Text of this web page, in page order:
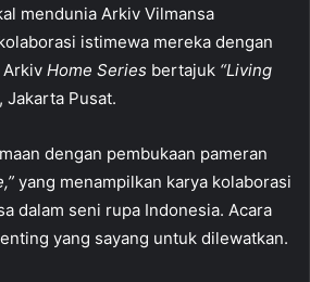
mendunia Arkiv Vilmansa
istimewa mereka dengan
Home Series bertajuk “Living
Jakarta Pusat.
dengan pembukaan pameran
yang menampilkan karya kolaborasi
dalam seni rupa Indonesia. Acara
yang sayang untuk dilewatkan.